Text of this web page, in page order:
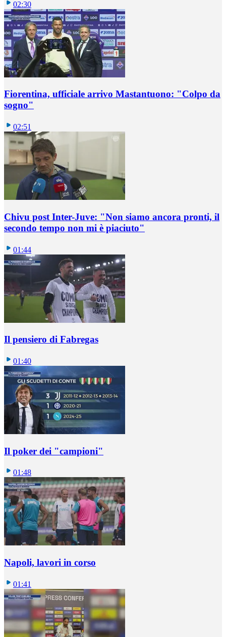
02:30
Fiorentina, ufficiale arrivo Mastantuono: "Colpo da
sogno"
02:51
Chivu post Inter-Juve: "Non siamo ancora pronti, il
secondo tempo non mi è piaciuto"
01:44
Il pensiero di Fabregas
01:40
Il poker dei "campioni"
01:48
Napoli, lavori in corso
01:41